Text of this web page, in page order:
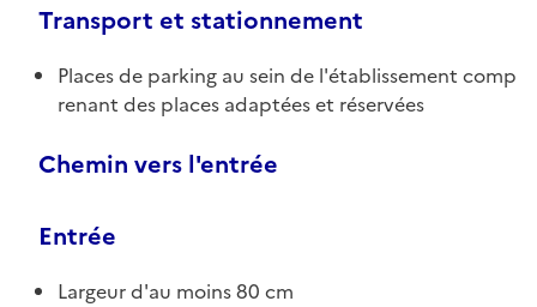
Transport et stationnement
Places de parking au sein de l'établissement comp
renant des places adaptées et réservées
Chemin vers l'entrée
Entrée
Largeur d'au moins 80 cm